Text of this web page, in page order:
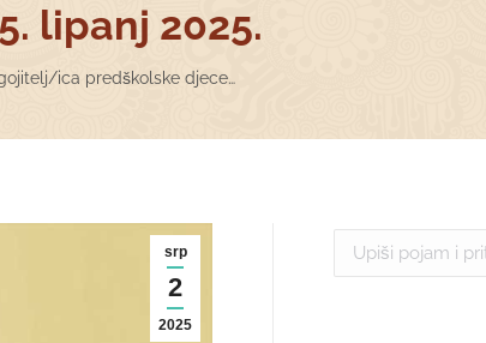
lipanj 2025.
ica predškolske djece…
srp
2
2025
Search: